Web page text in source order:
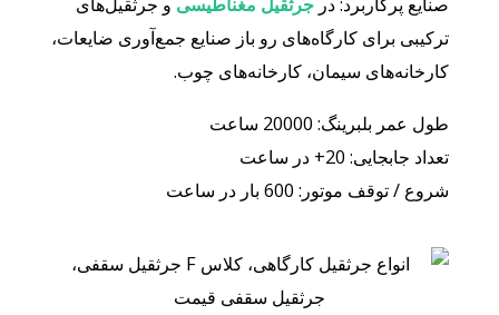
ترکیبی برای کارگاه‌های رو باز صنایع جمع‌آوری ضایعات،
کارخانه‌های سیمان، کارخانه‌های چوب.
طول عمر بلبرینگ: 20000 ساعت
تعداد جابجایی: 20+ در ساعت
شروع / توقف موتور: 600 بار در ساعت